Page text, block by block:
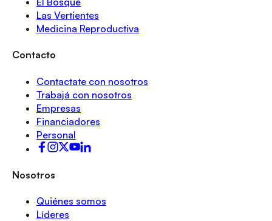
Las Vertientes
Medicina Reproductiva
Contacto
Contactate con nosotros
Trabajá con nosotros
Empresas
Financiadores
Personal
Nosotros
Quiénes somos
Líderes